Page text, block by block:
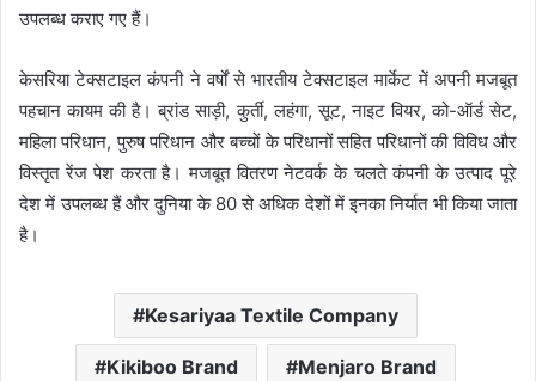
उपलब्ध कराए गए हैं।
केसरिया टेक्सटाइल कंपनी ने वर्षों से भारतीय टेक्सटाइल मार्केट में अपनी मजबूत
पहचान कायम की है। ब्रांड साड़ी, कुर्ती, लहंगा, सूट, नाइट वियर, को-ऑर्ड सेट,
महिला परिधान, पुरुष परिधान और बच्चों के परिधानों सहित परिधानों की विविध और
विस्तृत रेंज पेश करता है। मजबूत वितरण नेटवर्क के चलते कंपनी के उत्पाद पूरे
देश में उपलब्ध हैं और दुनिया के 80 से अधिक देशों में इनका निर्यात भी किया जाता
है।
Kesariyaa Textile Company
Kikiboo Brand Menjaro Brand